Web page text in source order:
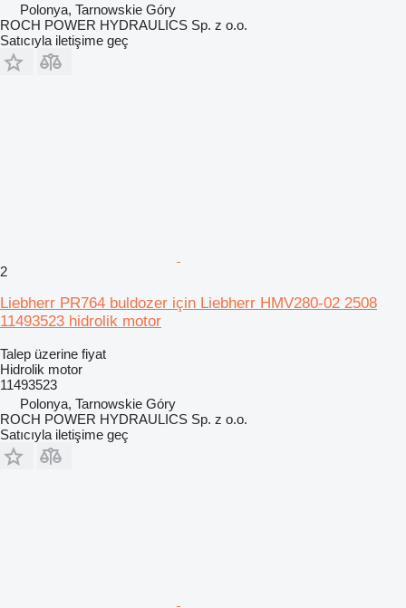
Polonya, Tarnowskie Góry
ROCH POWER HYDRAULICS Sp. z o.o.
Satıcıyla iletişime geç
2
Liebherr PR764 buldozer için Liebherr HMV280-02 2508
11493523 hidrolik motor
Talep üzerine fiyat
Hidrolik motor
11493523
Polonya, Tarnowskie Góry
ROCH POWER HYDRAULICS Sp. z o.o.
Satıcıyla iletişime geç